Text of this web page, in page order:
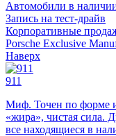
Автомобили в
Запись на тест-драйв
Корпоративные
Porsche Exclusive
Наверх
911
Миф. Точен по форме
«жира», чистая сила.
все находящиеся в